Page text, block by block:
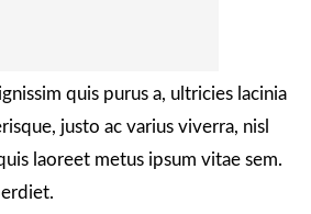
quis purus a, ultricies lacinia
justo ac varius viverra, nisl
laoreet metus ipsum vitae sem.